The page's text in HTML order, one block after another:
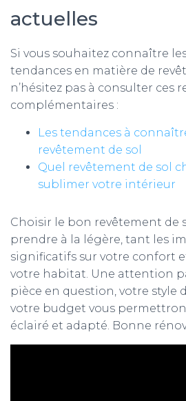
actuelles
Si vous souhaitez connaître
tendances en matière de
n’hésitez pas à consulter ces
complémentaires :
Les tendances à
revêtement de sol
Quel revêtement de sol
sublimer votre intérieur
Choisir le bon revêtement de
prendre à la légère, tant les
significatifs sur votre confort
votre habitat. Une attention
pièce en question, votre style
votre budget vous
éclairé et adapté. Bonne